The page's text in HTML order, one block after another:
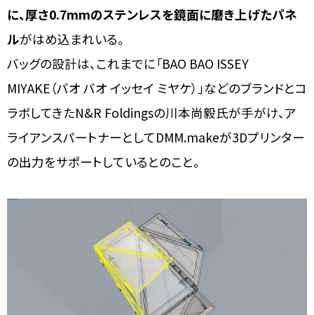
に、厚さ0.7mmのステンレスを鏡面に磨き上げたパネ
ルがはめ込まれいる。
バッグの設計は、これまでに「BAO BAO ISSEY
MIYAKE（バオ バオ イッセイ ミヤケ）」などのブランドとコ
ラボしてきたN&R Foldingsの川本尚毅氏が手がけ、ア
ライアンスパートナーとしてDMM.makeが3Dプリンター
の出力をサポートしているとのこと。